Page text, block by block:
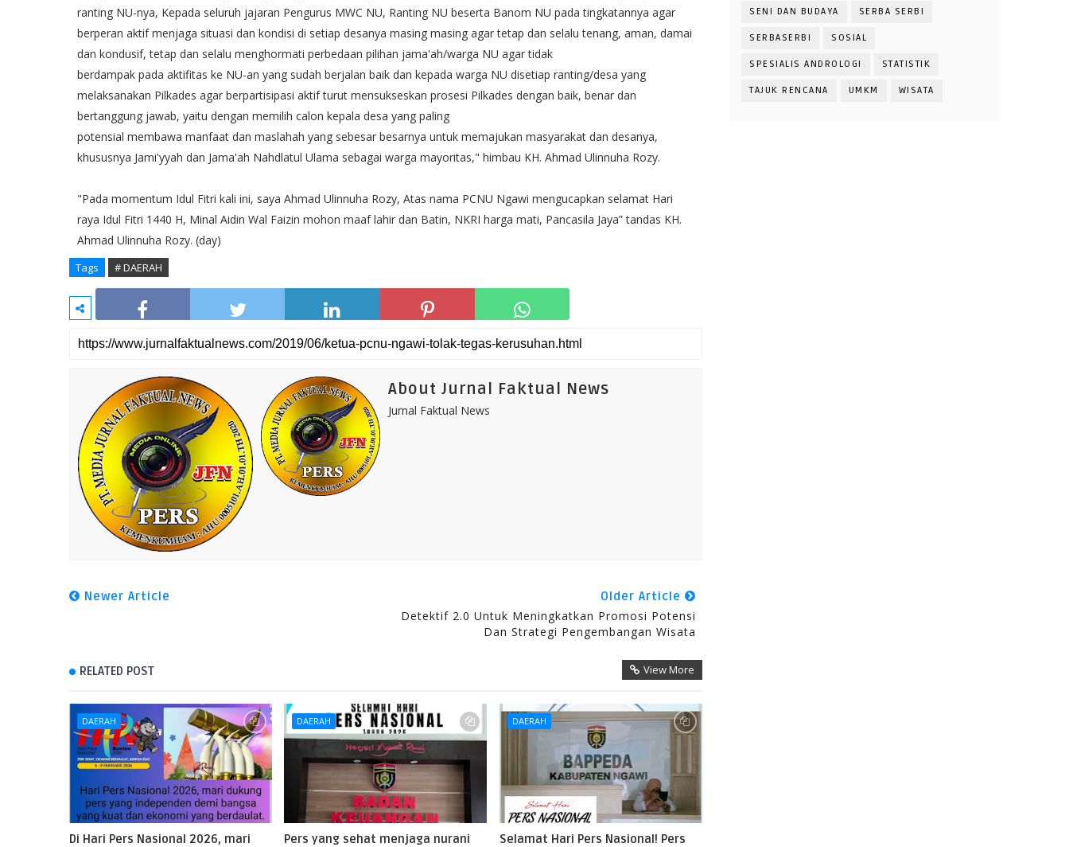
ranting NU-nya, Kepada seluruh jajaran Pengurus MWC NU, Ranting NU beserta Banom NU pada tingkatannya agar
berperan aktif menjaga situasi dan kondisi di setiap desanya masing masing agar tetap dan selalu tenang, aman, damai
dan kondusif, tetap dan selalu menghormati perbedaan pilihan jama'ah/warga NU agar tidak
berdampak pada aktifitas ke NU-an yang sudah berjalan baik dan kepada warga NU disetiap ranting/desa yang
melaksanakan Pilkades agar berpartisipasi aktif turut mensukseskan prosesi Pilkades dengan baik, benar dan
bertanggung jawab, yaitu dengan memilih calon kepala desa yang paling
potensial membawa manfaat dan maslahah yang sebesar besarnya untuk memajukan masyarakat dan desanya,
khususnya Jami'yyah dan Jama'ah Nahdlatul Ulama sebagai warga mayoritas," himbau KH. Ahmad Ulinnuha Rozy.
"Pada momentum Idul Fitri kali ini, saya Ahmad Ulinnuha Rozy, Atas nama PCNU Ngawi mengucapkan selamat Hari
raya Idul Fitri 1440 H, Minal Aidin Wal Faizin mohon maaf lahir dan Batin, NKRI harga mati, Pancasila Jaya” tandas KH.
Ahmad Ulinnuha Rozy. (day)
Tags # DAERAH
About Jurnal Faktual News
Jurnal Faktual News
Newer Article Older Article
Detektif 2.0 Untuk Meningkatkan Promosi Potensi
Dan Strategi Pengembangan Wisata
RELATED POST View More
DAERAH
Di Hari Pers Nasional 2026, mari
DAERAH
Pers yang sehat menjaga nurani
DAERAH
Selamat Hari Pers Nasional! Pers
SENI DAN BUDAYA SERBA SERBI
SERBASERBI SOSIAL
SPESIALIS ANDROLOGI STATISTIK
TAJUK RENCANA UMKM WISATA